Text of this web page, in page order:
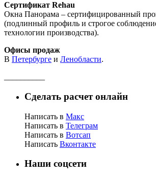
Сертификат Rehau
Окна Панорама – сертифицированный
(подлинный профиль и строгое
технологии производства).
Офисы продаж
В Петербурге и Ленобласти.
Сделать расчет онлайн
Написать в Макс
Написать в Телеграм
Написать в Вотсап
Написать Вконтакте
Наши соцсети